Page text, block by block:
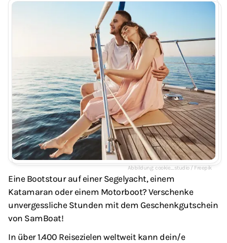
Eine Bootstour auf einer Segelyacht, einem
Katamaran oder einem Motorboot? Verschenke
unvergessliche Stunden mit dem Geschenkgutschein
von SamBoat!
In über 1.400 Reisezielen weltweit kann dein/e
cookie_studio / Freepik